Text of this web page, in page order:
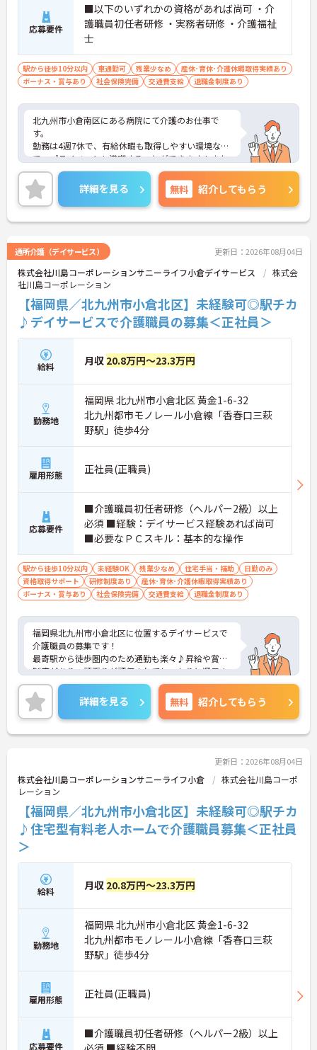
応募要件
■以下のいずれかの資格があれば尚可 ・介
護職員初任者研修 ・実務者研修 ・介護福祉
士
駅から徒歩10分以内 車通勤可 残業少なめ
産休･育休･介護休暇取得実績あり
ボーナス・賞与あり
社会保険完備 交通費支給 退職金制度あり
北九州市小倉南区にある病院にて介護のお仕事で
す。
勤務は4週7休で、有給休暇も取得しやすい環境なの
で、プライベートも満喫することができます！また
賞与4.7ヶ月分支給実績もあり、頑張りがしっかりと
反映されるのもおすすめしたいポイントのひとつで
す♪
ご興味がある方は是非一度マイナビまでお問い合わ
せください。さらに詳細などお伝えします！
詳細を見る 無料 紹介してもらう
通所介護（デイサービス） 更新日：2026年08月04日
株式会社川島コーポレーションサニーライフ小倉デイサービス
株式会
社川島コーポレーション
【福岡県／北九州市小倉北区】未経験可◎駅チカ
♪デイサービスで介護職員の募集＜正社員＞
給料 月収 20.8万円～23.3万円
勤務地
福岡県 北九州市小倉北区 黄金1-6-32
北九州都市モノレール小倉線「香春口三萩
野駅」徒歩4分
雇用形態 正社員(正職員)
応募要件
■介護職員初任者研修（ヘルパー2級）以上
必須 ■経験：デイサービス経験あれば尚可
■必要なＰＣスキル：基本的な操作
駅から徒歩10分以内 未経験OK 残業少なめ 住宅手当・補助
日勤のみ
資格取得サポート
研修制度あり
産休･育休･介護休暇取得実績あり
ボーナス・賞与あり
社会保険完備 交通費支給 退職金制度あり
福岡県北九州市小倉北区に位置するデイサービスで
介護職員の募集です！
最寄駅から徒歩圏内のため通勤も楽々♪昇給や賞与
制度があり、頑張りが評価されてしっかりと還元さ
れます。さらに住宅手当などの各種手当もあるのは
嬉しいポイントです◎現場経験のない方でもチャレ
ンジできる職場で、フォロー体制もあり、経験に関
わらず安心してスタートできます。
こちらの求人にご興味がございましたら面接のポイ
詳細を見る 無料 紹介してもらう
更新日：2026年08月04日
株式会社川島コーポレーションサニーライフ小倉
株式会社川島コーポ
レーション
【福岡県／北九州市小倉北区】未経験可◎駅チカ
♪住宅型有料老人ホームで介護職員募集＜正社員
＞
給料 月収 20.8万円～23.3万円
勤務地
福岡県 北九州市小倉北区 黄金1-6-32
北九州都市モノレール小倉線「香春口三萩
野駅」徒歩4分
雇用形態 正社員(正職員)
応募要件
■介護職員初任者研修（ヘルパー2級）以上